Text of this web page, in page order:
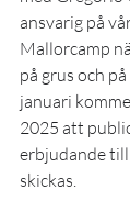
ansvarig på
Mallorcamp
på grus och
januari
2025 att
erbjudande
skickas.